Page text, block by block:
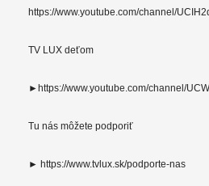
https://www.youtube.com/channel/
TV LUX deťom
►https://www.youtube.com/channel/
Tu nás môžete podporiť
► https://www.tvlux.sk/podporte-nas